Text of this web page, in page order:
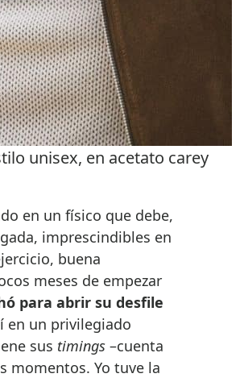
unisex, en acetato carey
en un físico que debe,
imprescindibles en
buena
meses de empezar
para abrir su desfile
en un privilegiado
sus timings–cuenta
momentos. Yo tuve la